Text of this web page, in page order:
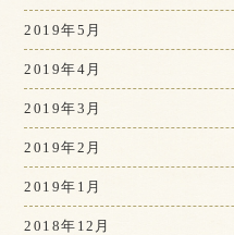
2019年5月
2019年4月
2019年3月
2019年2月
2019年1月
2018年12月